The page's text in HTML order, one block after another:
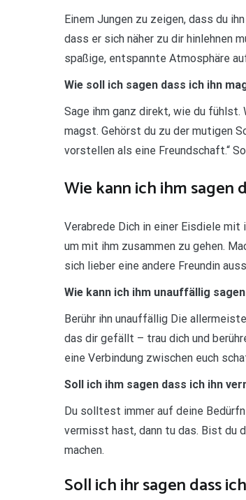
Einem Jungen zu zeigen, dass du
dass er sich näher zu dir hinlehnen
spaßige, entspannte Atmosphäre
Wie soll ich sagen dass ich ihn
Sage ihm ganz direkt, wie du fühlst.
magst. Gehörst du zu der mutigen
vorstellen als eine Freundschaft.“
Wie kann ich ihm sagen
Verabrede Dich in einer Eisdiele
um mit ihm zusammen zu gehen.
sich lieber eine andere Freundin
Wie kann ich ihm unauffällig
Berühr ihn unauffällig Die
das dir gefällt – trau dich und
eine Verbindung zwischen euch
Soll ich ihm sagen dass ich ihn
Du solltest immer auf deine
vermisst hast, dann tu das. Bist du
machen.
Soll ich ihr sagen dass